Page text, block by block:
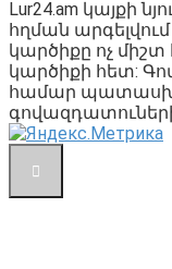
Lur24.am կայքի
հղման
կարծիքը ոչ
կարծիքի հետ:
համար